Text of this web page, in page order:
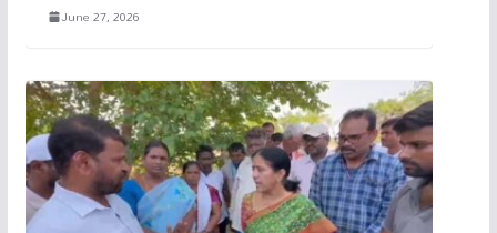
June 27, 2026